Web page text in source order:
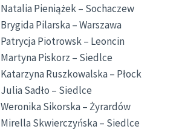
Natalia Pieniążek – Sochaczew
Brygida Pilarska – Warszawa
Patrycja Piotrowsk – Leoncin
Martyna Piskorz – Siedlce
Katarzyna Ruszkowalska – Płock
Julia Sadło – Siedlce
Weronika Sikorska – Żyrardów
Mirella Skwierczyńska – Siedlce